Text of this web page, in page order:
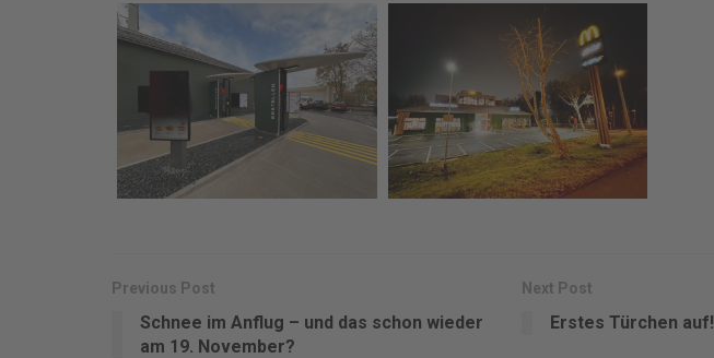
Previous Post
Schnee im Anflug – und das schon wieder
am 19. November?
Next Post
Erstes Türchen auf!